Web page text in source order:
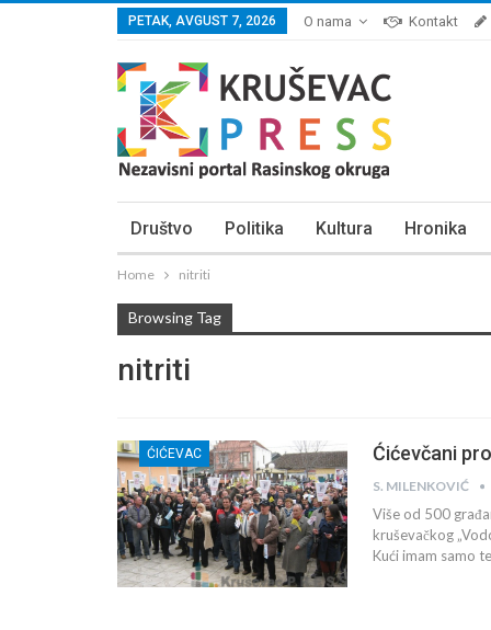
PETAK, AVGUST 7, 2026 O nama Kontakt
Društvo Politika Kultura Hronika
Home nitriti
Browsing Tag
nitriti
ĆIĆEVAC Ćićevčani
S. MILENKOVIĆ
Više od 500
kruševačkog
Kući imam samo